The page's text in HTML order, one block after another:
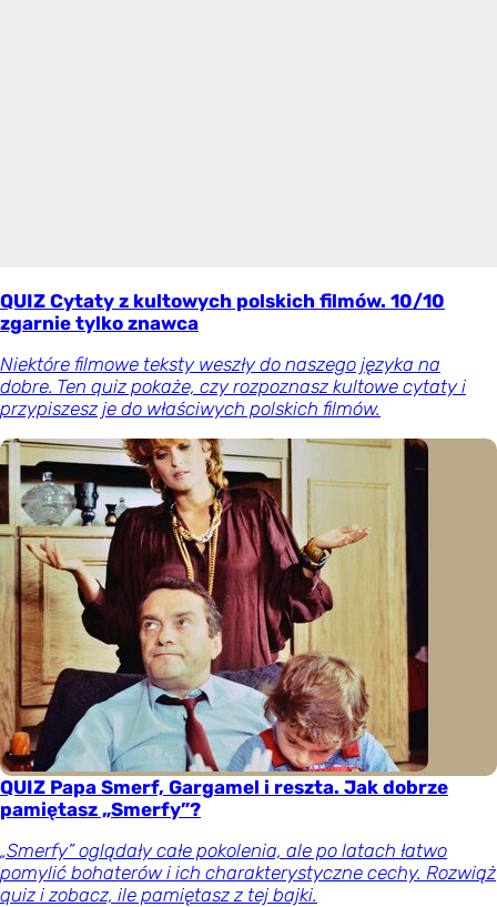
QUIZ Cytaty z kultowych polskich filmów. 10/10
zgarnie tylko znawca
Niektóre filmowe teksty weszły do naszego języka na
dobre. Ten quiz pokaże, czy rozpoznasz kultowe cytaty i
przypiszesz je do właściwych polskich filmów.
QUIZ Papa Smerf, Gargamel i reszta. Jak dobrze
pamiętasz „Smerfy”?
„Smerfy” oglądały całe pokolenia, ale po latach łatwo
pomylić bohaterów i ich charakterystyczne cechy. Rozwiąż
quiz i zobacz, ile pamiętasz z tej bajki.